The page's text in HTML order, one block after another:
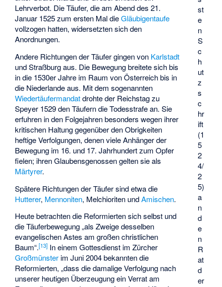
st
e
n
S
c
h
ut
z
s
c
hr
ift
(1
5
2
4/
2
5)
a
n
d
e
n
R
at
d
er
Lehrverbot. Die Täufer, die am Abend des 21.
Januar 1525 zum ersten Mal dieGläubigentaufe
vollzogen hatten, widersetzten sich den
Anordnungen.
Andere Richtungen der Täufer gingen von Karlstadt
und Straßburg aus. Die Bewegung breitete sich bis
in die 1530er Jahre im Raum von Österreich bis in
die Niederlande aus. Mit dem sogenannten
Wiedertäufermandatdrohte der Reichstag zu
Speyer 1529 den Täufern die Todesstrafe an. Sie
erfuhren in den Folgejahren besonders wegen ihrer
kritischen Haltung gegenüber den Obrigkeiten
heftige Verfolgungen, denen viele Anhänger der
Bewegung im 16. und 17. Jahrhundert zum Opfer
fielen; ihren Glaubensgenossen gelten sie als
Märtyrer.
Spätere Richtungen der Täufer sind etwa die
Hutterer, Mennoniten, Melchioriten undAmischen.
Heute betrachten die Reformierten sich selbst und
die Täuferbewegung „als Zweige desselben
evangelischen Astes am großen christlichen
Baum“.[13] In einem Gottesdienst im Zürcher
Großmünster im Juni 2004 bekannten die
Reformierten, „dass die damalige Verfolgung nach
unserer heutigen Überzeugung ein Verrat am